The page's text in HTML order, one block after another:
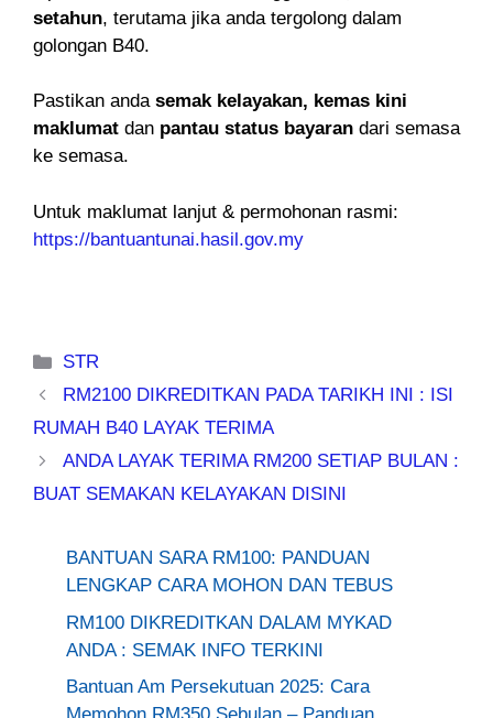
setahun, terutama jika anda tergolong dalam
golongan B40.
Pastikan anda semak kelayakan, kemas kini
maklumat dan pantau status bayaran dari semasa
ke semasa.
Untuk maklumat lanjut & permohonan rasmi:
https://bantuantunai.hasil.gov.my
Categories
STR
RM2100 DIKREDITKAN PADA TARIKH INI : ISI
RUMAH B40 LAYAK TERIMA
ANDA LAYAK TERIMA RM200 SETIAP BULAN :
BUAT SEMAKAN KELAYAKAN DISINI
BANTUAN SARA RM100: PANDUAN
LENGKAP CARA MOHON DAN TEBUS
RM100 DIKREDITKAN DALAM MYKAD
ANDA : SEMAK INFO TERKINI
Bantuan Am Persekutuan 2025: Cara